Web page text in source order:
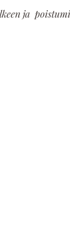
ja